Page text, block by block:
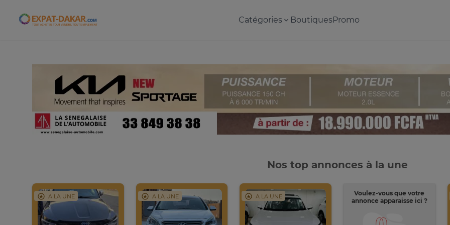
Expat-Dakar Catégories BoutiquesPromo
Nos top annonces à la une
A LA UNE A LA UNE A LA UNE
Voulez-vous que votre
annonce apparaisse ici ?